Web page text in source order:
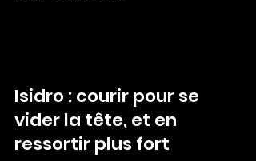
Isidro : courir pour se
vider la tête, et en
ressortir plus fort